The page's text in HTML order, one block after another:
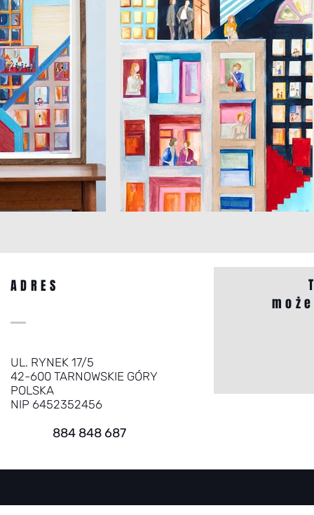
ADRES
UL. RYNEK 17/5
42-600 TARNOWSKIE GÓRY
POLSKA
NIP 6452352456
884 848 687